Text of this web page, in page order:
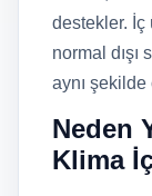
destekler. İç
normal
aynı şekilde
Neden
Klima